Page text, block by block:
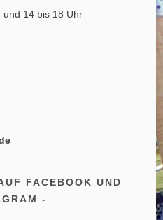
und 14 bis 18 Uhr
FACEBOOK UND